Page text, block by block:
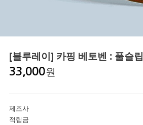
[블루레이] 카핑 베토벤 : 풀
33,000원
제조사
적립금